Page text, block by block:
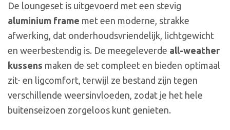
De loungeset is uitgevoerd met een stevig
aluminium frame met een moderne, strakke
afwerking, dat onderhoudsvriendelijk, lichtgewicht
en weerbestendig is. De meegeleverde all-weather
kussens maken de set compleet en bieden optimaal
zit- en ligcomfort, terwijl ze bestand zijn tegen
verschillende weersinvloeden, zodat je het hele
buitenseizoen zorgeloos kunt genieten.